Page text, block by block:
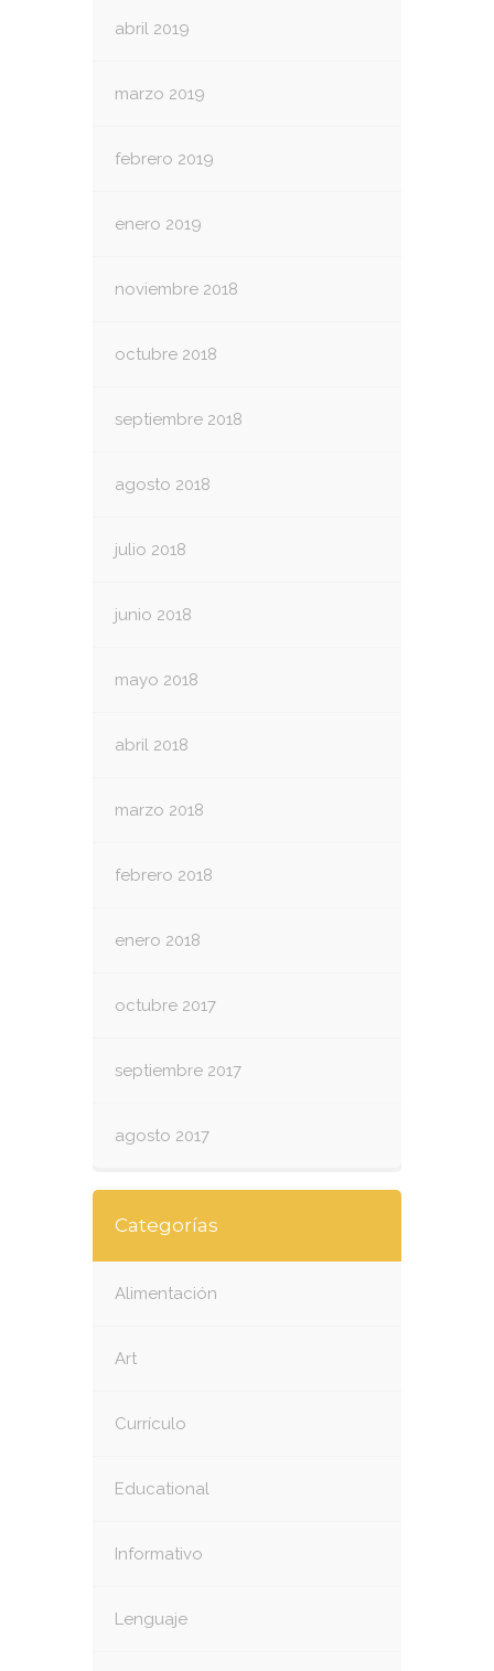
abril 2019
marzo 2019
febrero 2019
enero 2019
noviembre 2018
octubre 2018
septiembre 2018
agosto 2018
julio 2018
junio 2018
mayo 2018
abril 2018
marzo 2018
febrero 2018
enero 2018
octubre 2017
septiembre 2017
agosto 2017
Categorías
Alimentación
Art
Currículo
Educational
Informativo
Lenguaje